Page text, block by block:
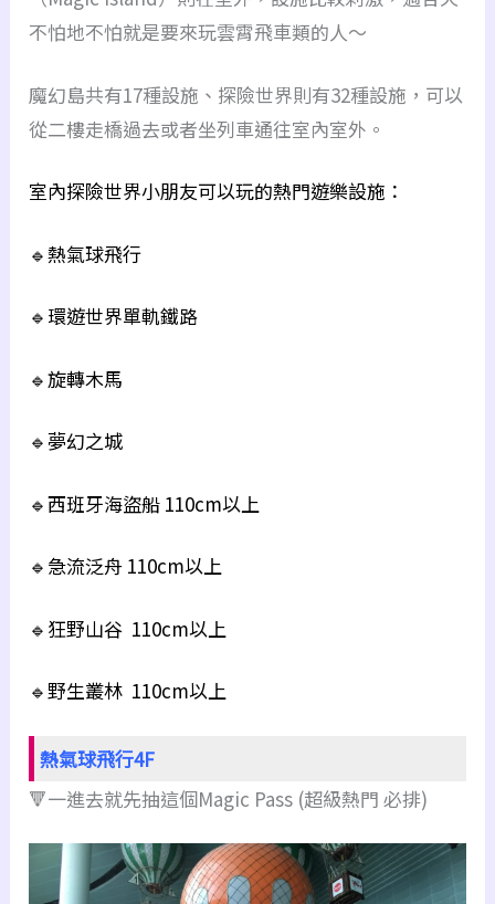
不怕地不怕就是要來玩雲霄飛車類的人～
魔幻島共有17種設施、探險世界則有32種設施，可以
從二樓走橋過去或者坐列車通往室內室外。
室內探險世界小朋友可以玩的熱門遊樂設施：
🔹熱氣球飛行
🔹環遊世界單軌鐵路
🔹旋轉木馬
🔹夢幻之城
🔹西班牙海盜船 110cm以上
🔹急流泛舟 110cm以上
🔹狂野山谷 110cm以上
🔹野生叢林 110cm以上
熱氣球飛行4F
🔻一進去就先抽這個Magic Pass (超級熱門 必排)